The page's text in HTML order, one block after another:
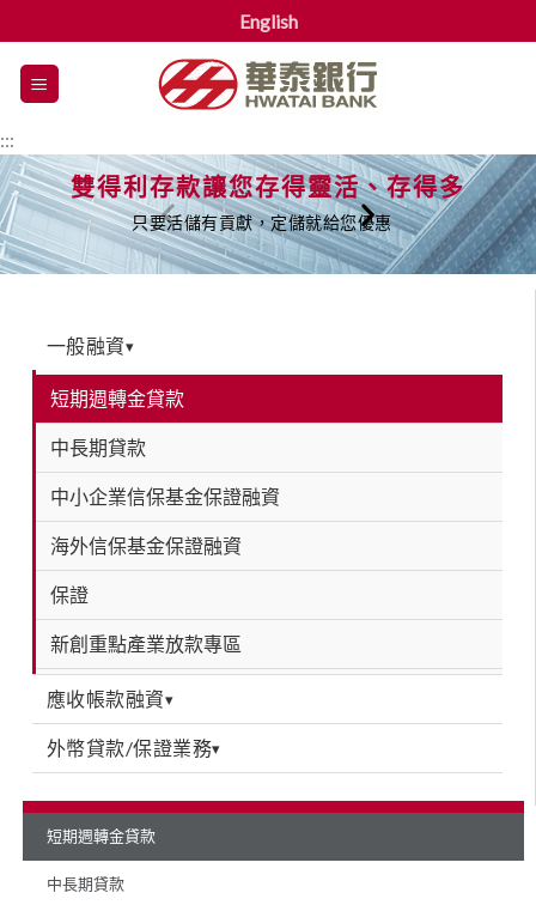
English
堡
:::
雙得利存款讓您存得靈活、存得多
只要活儲有貢獻，定儲就給您優惠
一般融資▾
短期週轉金貸款
中長期貸款
中小企業信保基金保證融資
海外信保基金保證融資
保證
新創重點產業放款專區
應收帳款融資▾
外幣貸款/保證業務▾
短期週轉金貸款
中長期貸款